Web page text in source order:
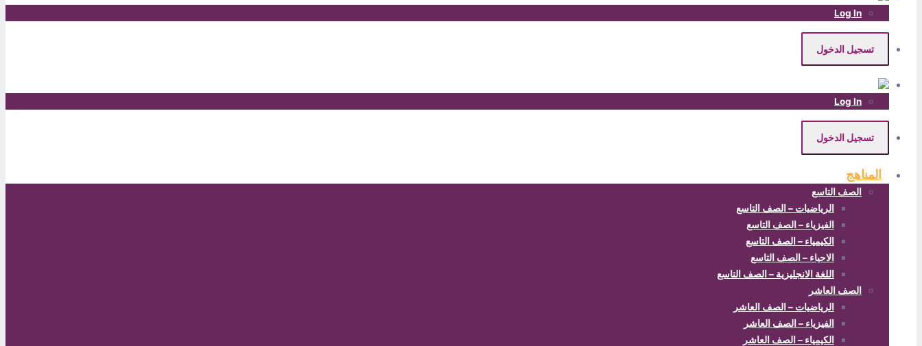
Log In
تسجيل الدخول
Log In
تسجيل الدخول
المناهج
الصف التاسع
الرياضيات – الصف التاسع
الفيزياء – الصف التاسع
الكيمياء – الصف التاسع
الاحياء – الصف التاسع
اللغة الانجليزية – الصف التاسع
الصف العاشر
الرياضيات – الصف العاشر
الفيزياء – الصف العاشر
الكيمياء – الصف العاشر